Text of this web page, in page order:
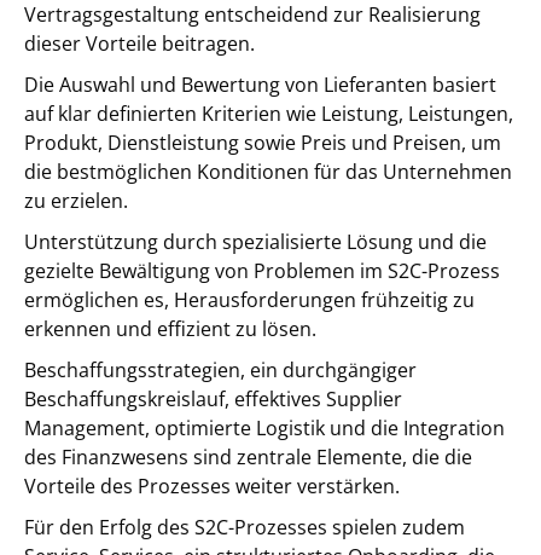
Vertragsgestaltung entscheidend zur Realisierung
dieser Vorteile beitragen.
Die Auswahl und Bewertung von Lieferanten basiert
auf klar definierten Kriterien wie Leistung, Leistungen,
Produkt, Dienstleistung sowie Preis und Preisen, um
die bestmöglichen Konditionen für das Unternehmen
zu erzielen.
Unterstützung durch spezialisierte Lösung und die
gezielte Bewältigung von Problemen im S2C-Prozess
ermöglichen es, Herausforderungen frühzeitig zu
erkennen und effizient zu lösen.
Beschaffungsstrategien, ein durchgängiger
Beschaffungskreislauf, effektives Supplier
Management, optimierte Logistik und die Integration
des Finanzwesens sind zentrale Elemente, die die
Vorteile des Prozesses weiter verstärken.
Für den Erfolg des S2C-Prozesses spielen zudem